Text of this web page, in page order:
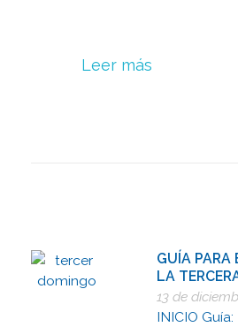
Leer más
GUÍA PARA
LA
13 de
INICIO